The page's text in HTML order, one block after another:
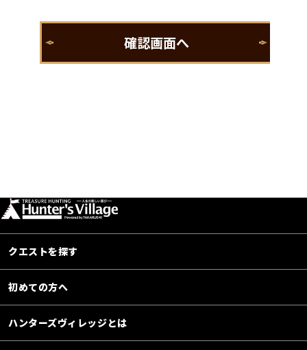
クエストを探す
初めての方へ
ハンターズヴィレッジとは